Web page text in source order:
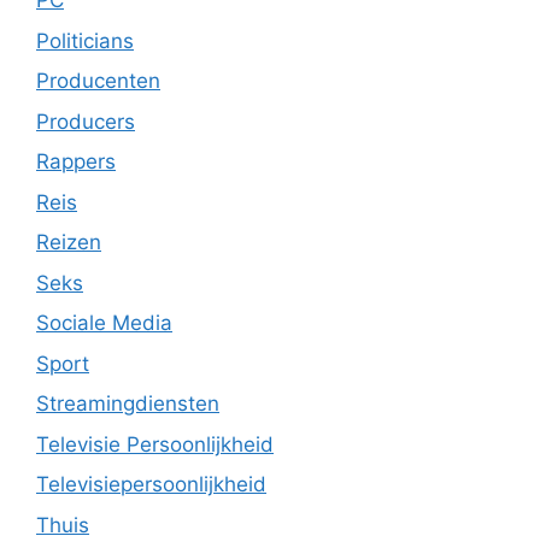
Politicians
Producenten
Producers
Rappers
Reis
Reizen
Seks
Sociale Media
Sport
Streamingdiensten
Televisie Persoonlijkheid
Televisiepersoonlijkheid
Thuis